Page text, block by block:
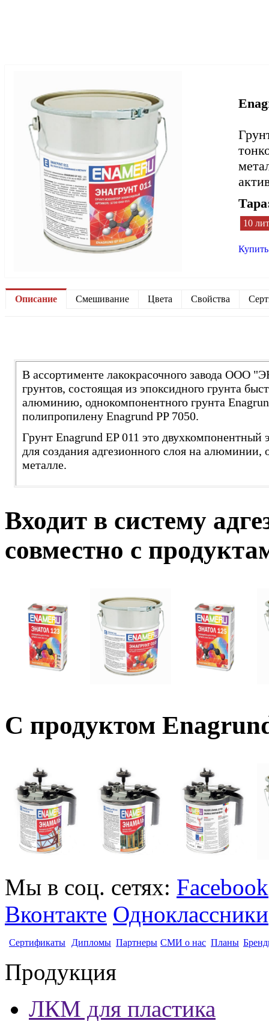
10
Описание Смешивание Цвета Свойства
В ассортименте лакокрасочного завода ООО
грунтов, состоящая из эпоксидного грунта
алюминию, однокомпонентного грунта
полипропилену Enagrund PP 7050.
Грунт Enagrund EP 011 это двухкомпонентный
для создания адгезионного слоя на
металле.
Входит в систему
совместно с
С продуктом
Мы в соц. сетях: Facebook
Вконтакте Одноклассники
Сертификаты Дипломы Партнеры СМИ о нас Планы
Продукция
ЛКМ для пластика